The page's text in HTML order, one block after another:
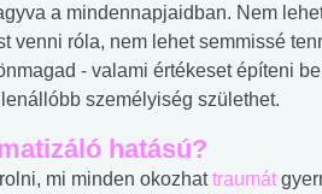
a mindennapjaidban. Nem
venni róla, nem lehet semmissé
- valami értékeset építeni
személyiség születhet.
hatású?
mi minden okozhattraumát